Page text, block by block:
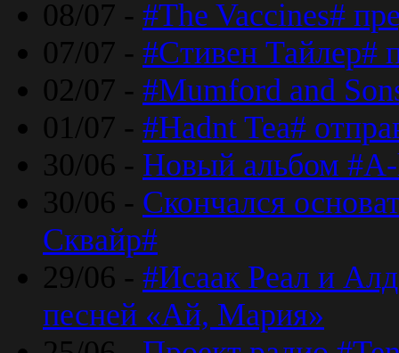
08/07 - #The Vaccines#
07/07 - #Стивен Тайлер#
02/07 - #Mumford and
01/07 - #Hadnt Tea#
30/06 - Новый альбом #A-
30/06 - Скончался
Сквайр#
29/06 - #Исаак Реал и
песней «Ай, Мария»